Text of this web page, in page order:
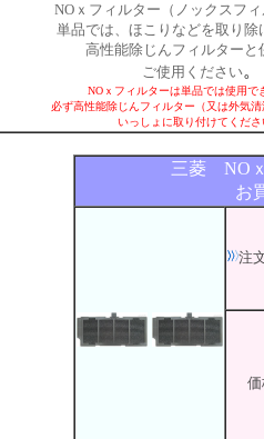
NOｘフィルター（ノックスフ
単品では、ほこりなどを取り除
高性能除じんフィルターと
ご使用ください。
NOｘフィルターは単品では使用で
必ず高性能除じんフィルター（又は外気
いっしょに取り付けてくださ
三菱 NO
お
注